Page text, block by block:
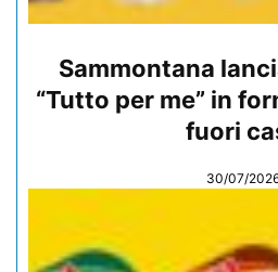
Sammontana
“Tutto per me” in
fuori
30/07/